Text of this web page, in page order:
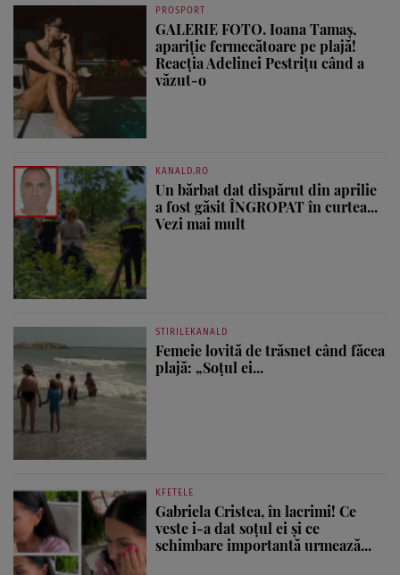
PROSPORT
GALERIE FOTO. Ioana Tamaş,
apariție fermecătoare pe plajă!
Reacția Adelinei Pestrițu când a
văzut-o
KANALD.RO
Un bărbat dat dispărut din aprilie
a fost găsit ÎNGROPAT în curtea...
Vezi mai mult
STIRILEKANALD
Femeie lovită de trăsnet când făcea
plajă: „Soțul ei...
KFETELE
Gabriela Cristea, în lacrimi! Ce
veste i-a dat soțul ei și ce
schimbare importantă urmează...